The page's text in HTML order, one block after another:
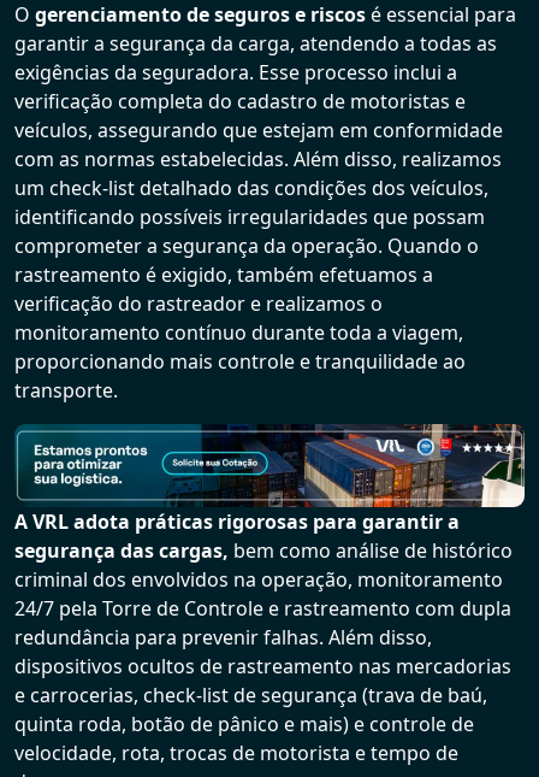
O gerenciamento de seguros e riscosé essencial para
garantir a segurança da carga, atendendo a todas as
exigências da seguradora. Esse processo inclui a
verificação completa do cadastro de motoristas e
veículos, assegurando que estejam em conformidade
com as normas estabelecidas. Além disso, realizamos
um check-list detalhado das condições dos veículos,
identificando possíveis irregularidades que possam
comprometer a segurança da operação. Quando o
rastreamento é exigido, também efetuamos a
verificação do rastreador e realizamos o
monitoramento contínuo durante toda a viagem,
proporcionando mais controle e tranquilidade ao
transporte.
A VRL adota práticas rigorosas para garantir a
segurança das cargas, bem como análise de histórico
criminal dos envolvidos na operação, monitoramento
24/7 pela Torre de Controle e rastreamento com dupla
redundância para prevenir falhas. Além disso,
dispositivos ocultos de rastreamento nas mercadorias
e carrocerias, check-list de segurança (trava de baú,
quinta roda, botão de pânico e mais) e controle de
velocidade, rota, trocas de motorista e tempo de